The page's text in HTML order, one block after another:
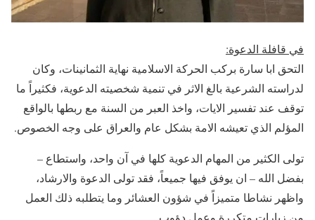
في قافلة الدعوة:
التحق ابا سارة بركب الحركة الاسلامية نهاية الثمانينات، وكان
لدراسته الشرعية بالغ الاثر في تنمية شخصيته الدعوية، فكثيراً ما
توقف عند تفسير الايات، واخذ العبر من السنة مع ربطها بالواقع
المؤلم الذي تعيشه الامة بشكل عام والعراق على وجه الخصوص.
تولى الكثير من المهام الدعوية كلها في آن واحد، واستطاع –
بفضل الله – ان يوفق فيها جميعاً، فقد تولى الدعوة والارشاد،
واظهر نشاطا متميزاً في شؤون العشائر وما يتطلبه ذلك العمل
من زيارات متكررة وعمل دؤوب.